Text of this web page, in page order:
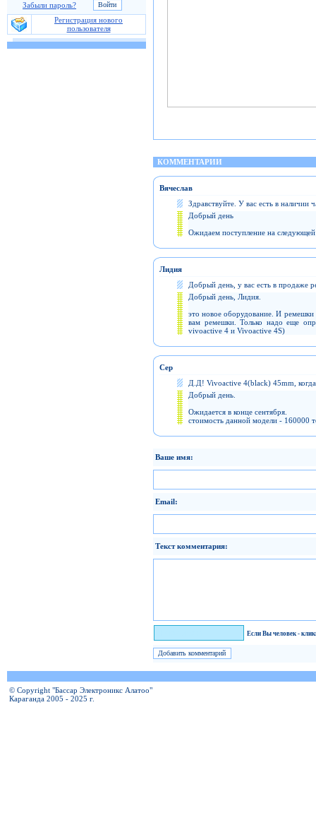
Забыли пароль?
Регистрация нового
пользователя
КОММЕНТАРИИ
Вячеслав
Здравствуйте. У вас есть в
Добрый день
Ожидаем поступление на следующей
Лидия
Добрый день, у вас есть в продаже
Добрый день, Лидия.
это новое оборудование. И
вам ремешки. Только надо еще
vivoactive 4 и Vivoactive 4S)
Сер
Д.Д! Vivoactive 4(black) 45mm, когда
Добрый день.
Ожидается в конце сентября.
стоимость данной модели - 160000
Ваше имя:
Email:
Текст комментария:
Если Вы человек -
© Copyright "Бассар Электроникс Алатоо"
Караганда 2005 - 2025 г.